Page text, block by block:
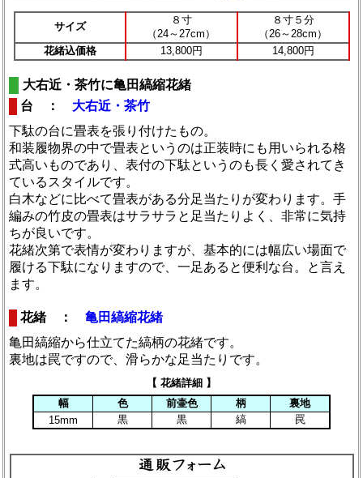
サイズ
８寸
（24～27cm）
８寸５分
（26～28cm）
花緒込価格
13,800円 14,800円
大右近・茶竹に亀田縞縮花緒
台 ： 大右近・茶竹
下駄の台に畳表を張り付けたもの。
和装履物界の中で畳表というのは正装時にも用いられる格
式高いものであり、表付の下駄というのも長く愛されてき
ているスタイルです。
白木などに比べて畳表がある分足当たりが変わります。手
編みの竹皮の畳表はサラサラと足当たりよく、非常に気持
ちが良いです。
花緒次第で表情が変わりますが、基本的には幅広い場面で
履ける下駄になりますので、一足あると便利な台。と言え
ます。
花緒 ：亀田縞縮花緒
亀田縞縮から仕立てた縞柄の花緒です。
裏地は罠ですので、滑らかな足当たりです。
【 花緒詳細 】
幅
色 前壷色 柄
裏地
15mm
黒 黒 縞 罠